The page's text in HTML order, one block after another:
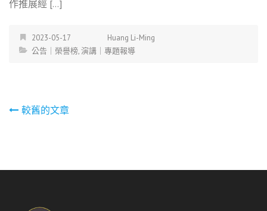
作推展經 […]
2023-05-17
Huang Li-Ming
公告｜榮譽榜,演講｜專題報導
文
導
較舊的文章